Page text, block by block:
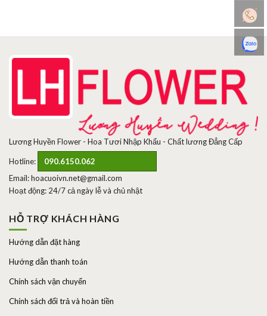
Lương Huyền Flower - Hoa Tươi Nhập Khẩu - Chất lương Đẳng Cấp
Hotline:
090.6150.062
Email: hoacuoivn.net@gmail.com
Hoạt động: 24/7 cả ngày lễ và chủ nhật
HỖ TRỢ KHÁCH HÀNG
Hướng dẫn đặt hàng
Hướng dẫn thanh toán
Chính sách vận chuyển
Chính sách đổi trả và hoàn tiền